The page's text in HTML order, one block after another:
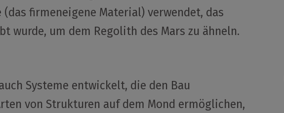
(das firmeneigene Material) verwendet, das
wurde, um dem Regolith des Mars zu ähneln.
Systeme entwickelt, die den Bau
von Strukturen auf dem Mond ermöglichen,